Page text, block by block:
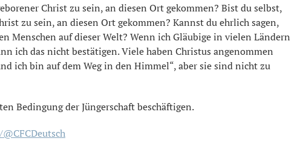
Christ zu sein, an diesen Ort gekommen? Bist du selbst,
zu sein, an diesen Ort gekommen? Kannst du ehrlich sagen,
Menschen auf dieser Welt? Wenn ich Gläubige in vielen Ländern
ich das nicht bestätigen. Viele haben Christus angenommen
ich bin auf dem Weg in den Himmel“, aber sie sind nicht zu
Bedingung der Jüngerschaft beschäftigen.